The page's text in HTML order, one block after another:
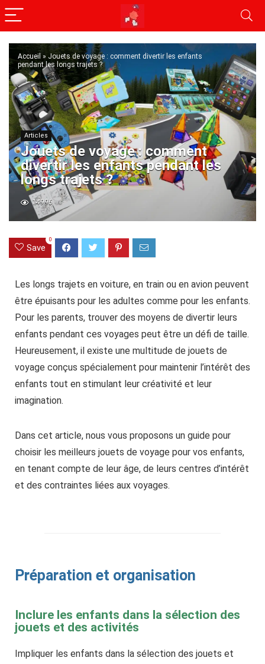
Accueil » Jouets de voyage : comment divertir les enfants
pendant les longs trajets ?
Articles
Jouets de voyage : comment
divertir les enfants pendant les
longs trajets ?
14996
Save
0
Les longs trajets en voiture, en train ou en avion peuvent
être épuisants pour les adultes comme pour les enfants.
Pour les parents, trouver des moyens de divertir leurs
enfants pendant ces voyages peut être un défi de taille.
Heureusement, il existe une multitude de jouets de
voyage conçus spécialement pour maintenir l’intérêt des
enfants tout en stimulant leur créativité et leur
imagination.
Dans cet article, nous vous proposons un guide pour
choisir les meilleurs jouets de voyage pour vos enfants,
en tenant compte de leur âge, de leurs centres d’intérêt
et des contraintes liées aux voyages.
Préparation et organisation
Inclure les enfants dans la sélection des
jouets et des activités
Impliquer les enfants dans la sélection des jouets et